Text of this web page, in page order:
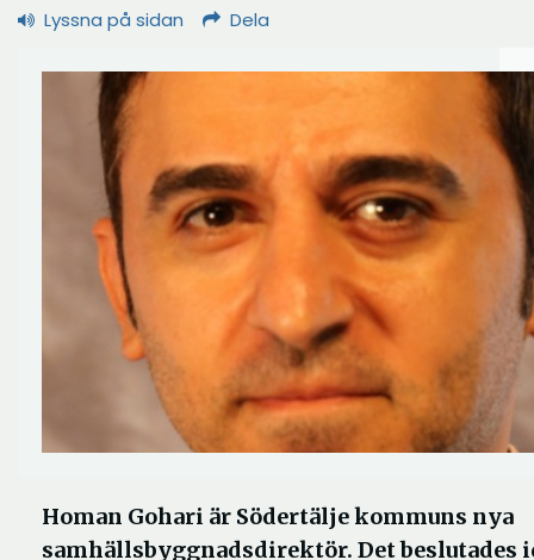
Lyssna på sidan Dela
Homan Gohari är Södertälje kommuns nya
samhällsbyggnadsdirektör. Det beslutades